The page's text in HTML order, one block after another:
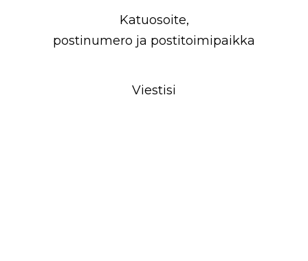
Katuosoite,
postinumero ja postitoimipaikka
Viestisi